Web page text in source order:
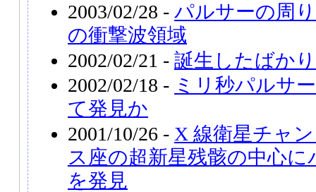
2003/02/28 - パルサーの周
の衝撃波領域
2002/02/21 - 誕生したばか
2002/02/18 - ミリ秒パルサ
て発見か
2001/10/26 - X 線衛星チャ
ス座の超新星残骸の中心
を発見